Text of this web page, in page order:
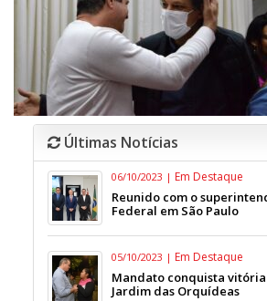
Últimas Notícias
06/10/2023 | Em Destaque
Reunido com o
Federal em São Paulo
05/10/2023 | Em Destaque
Mandato conquista
Jardim das Orquídeas